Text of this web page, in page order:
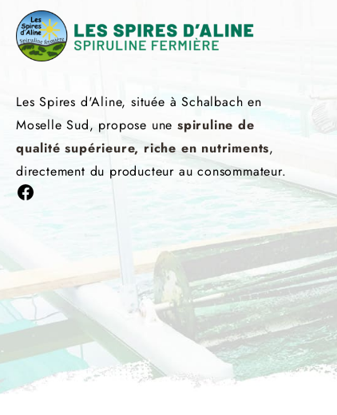
Les Spires d'Aline, située à Schalbach en
Moselle Sud, propose unespiruline de
qualité supérieure, riche en nutriments,
directement du producteur au consommateur.